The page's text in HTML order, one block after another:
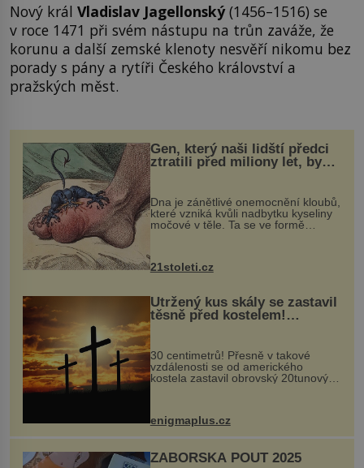
Nový král Vladislav Jagellonský(1456–1516) se
v roce 1471 při svém nástupu na trůn zaváže, že
korunu a další zemské klenoty nesvěří nikomu bez
porady s pány a rytíři Českého království a
pražských měst.
Gen, který naši lidští předci
ztratili před miliony let, by
mohl pomoci s léčbou
„nemoci králů“
Dna je zánětlivé onemocnění kloubů,
které vzniká kvůli nadbytku kyseliny
močové v těle. Ta se ve formě
nohou, a způsobuje bole...
21stoleti.cz
Utržený kus skály se zastavil
těsně před kostelem!
Ochránila ho boží síla?
30 centimetrů! Přesně v takové
vzdálenosti se od amerického
kostela zastavil obrovský 20tunový
...
enigmaplus.cz
ZÁBOŘSKÁ POUŤ 2025